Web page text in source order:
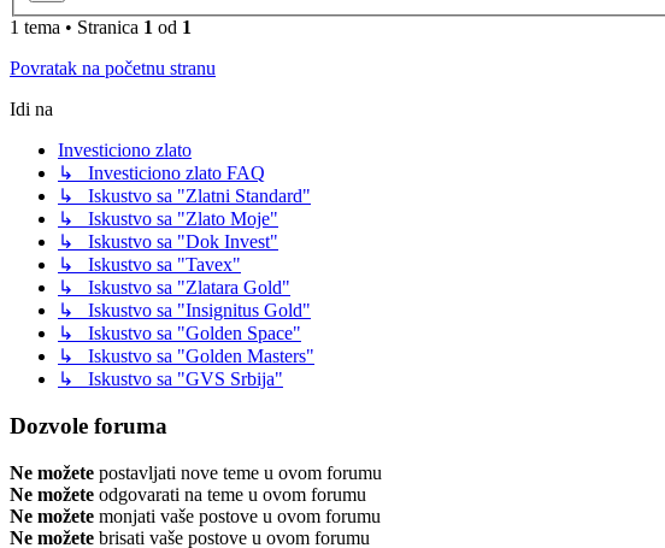
1 tema • Stranica 1 od 1
Povratak na početnu stranu
Idi na
Investiciono zlato
↳ Investiciono zlato FAQ
↳ Iskustvo sa "Zlatni Standard"
↳ Iskustvo sa "Zlato Moje"
↳ Iskustvo sa "Dok Invest"
↳ Iskustvo sa "Tavex"
↳ Iskustvo sa "Zlatara Gold"
↳ Iskustvo sa "Insignitus Gold"
↳ Iskustvo sa "Golden Space"
↳ Iskustvo sa "Golden Masters"
↳ Iskustvo sa "GVS Srbija"
Dozvole foruma
Ne možete postavljati nove teme u ovom forumu
Ne možete odgovarati na teme u ovom forumu
Ne možete monjati vaše postove u ovom forumu
Ne možete brisati vaše postove u ovom forumu